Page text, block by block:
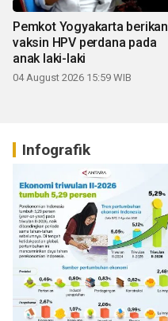
Pemkot Yogyakarta berikan
vaksin HPV perdana pada
anak laki-laki
04 August 2026 15:59 WIB
Infografik